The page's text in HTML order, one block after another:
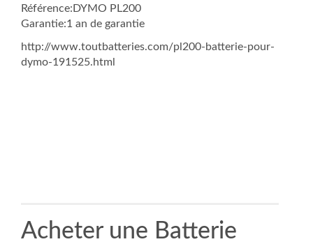
Référence:DYMO PL200
Garantie:1 an de garantie
http://www.toutbatteries.com/pl200-batterie-pour-
dymo-191525.html
Acheter une Batterie